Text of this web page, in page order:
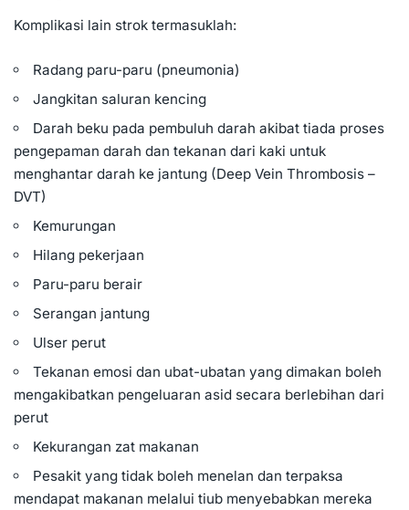
Komplikasi lain strok termasuklah:
Radang paru-paru (pneumonia)
Jangkitan saluran kencing
Darah beku pada pembuluh darah akibat tiada proses
pengepaman darah dan tekanan dari kaki untuk
menghantar darah ke jantung (Deep Vein Thrombosis –
DVT)
Kemurungan
Hilang pekerjaan
Paru-paru berair
Serangan jantung
Ulser perut
Tekanan emosi dan ubat-ubatan yang dimakan boleh
mengakibatkan pengeluaran asid secara berlebihan dari
perut
Kekurangan zat makanan
Pesakit yang tidak boleh menelan dan terpaksa
mendapat makanan melalui tiub menyebabkan mereka